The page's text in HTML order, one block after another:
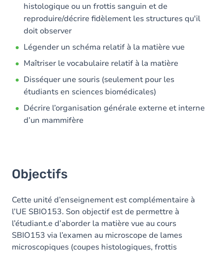
histologique ou un frottis sanguin et de
reproduire/décrire fidèlement les structures qu'il
doit observer
Légender un schéma relatif à la matière vue
Maîtriser le vocabulaire relatif à la matière
Disséquer une souris (seulement pour les
étudiants en sciences biomédicales)
Décrire l’organisation générale externe et interne
d’un mammifère
Objectifs
Cette unité d’enseignement est complémentaire à
l’UE SBIO153. Son objectif est de permettre à
l’étudiant.e d’aborder la matière vue au cours
SBIO153 via l’examen au microscope de lames
microscopiques (coupes histologiques, frottis